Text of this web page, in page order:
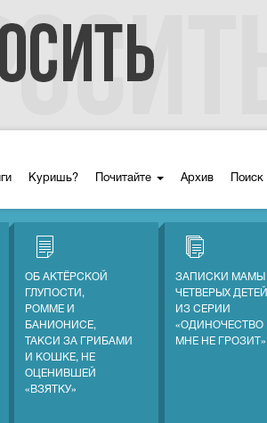
Куришь? Почитайте Архив Поиск
ОБ АКТЁРСКОЙ
ГЛУПОСТИ,
РОММЕ И
БАНИОНИСЕ,
ТАКСИ ЗА ГРИБАМИ
И КОШКЕ, НЕ
ОЦЕНИВШЕЙ
«ВЗЯТКУ»
ЗАПИСКИ МАМЫ
ЧЕТВЕРЫХ ДЕТЕЙ
ИЗ СЕРИИ
«ОДИНОЧЕСТВО
МНЕ НЕ ГРОЗИТ»